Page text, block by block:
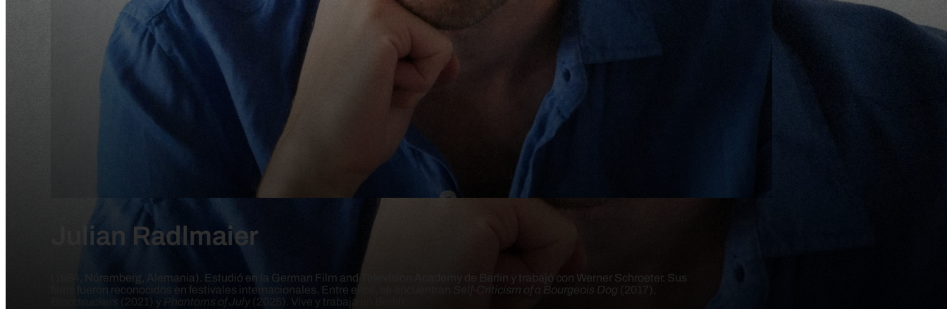
Julian Radlmaier
(1984, Núremberg, Alemania). Estudió en la German Film and Television Academy de Berlín y trabajó con Werner Schroeter. Sus
films fueron reconocidos en festivales internacionales. Entre ellos, se encuentran
Self-Criticism of a Bourgeois Dog (2017),
Bloodsuckers (2021) y Phantoms of July (2025). Vive y trabaja en Berlín.